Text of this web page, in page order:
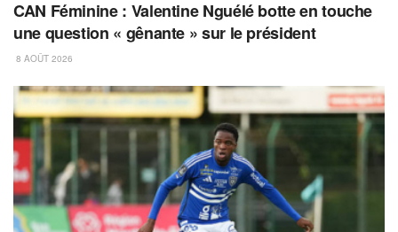
CAN Féminine : Valentine Nguélé botte en touche
une question « gênante » sur le président
8 AOÛT 2026